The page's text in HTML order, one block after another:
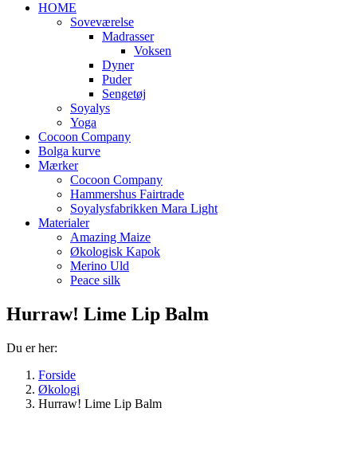
HOME
Soveværelse
Madrasser
Voksen
Dyner
Puder
Sengetøj
Soyalys
Yoga
Cocoon Company
Bolga kurve
Mærker
Cocoon Company
Hammershus Fairtrade
Soyalysfabrikken Mara Light
Materialer
Amazing Maize
Økologisk Kapok
Merino Uld
Peace silk
Hurraw! Lime Lip Balm
Du er her:
Forside
Økologi
Hurraw! Lime Lip Balm